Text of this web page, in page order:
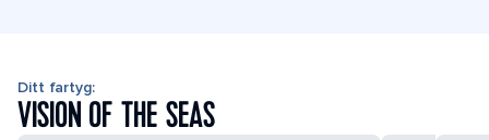
Ditt fartyg:
VISION OF THE SEAS